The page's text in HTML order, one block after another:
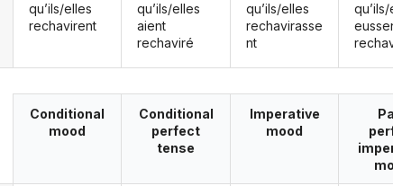
qu’ils/elles
rechavirent
qu’ils/elles
aient
rechaviré
qu’ils/elles
rechavirasse
nt
Conditional
mood
Conditional
perfect
tense
Imperative
mood